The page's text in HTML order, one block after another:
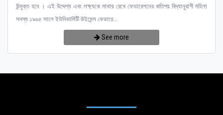
উন্মুক্ত হবে । এই উদ্দেশ্য এবং লক্ষ্যকে মাথায় রেখে ফেডারেশনের কতিপয় বিদ্যানুরাগী মহিলা
সদস্য ১৯৬৫ সালে ইউনিভার্সিটি উইমেন্স ফেডারে...
See more